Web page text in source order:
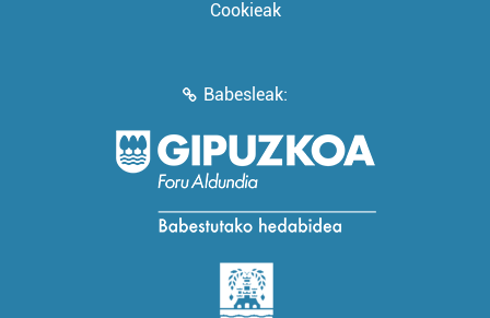
Cookieak
Babesleak: